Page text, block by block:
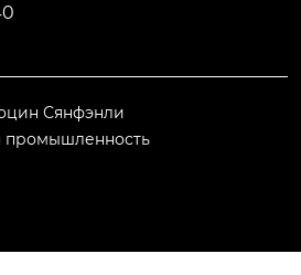
Сянфэнли
промышленность